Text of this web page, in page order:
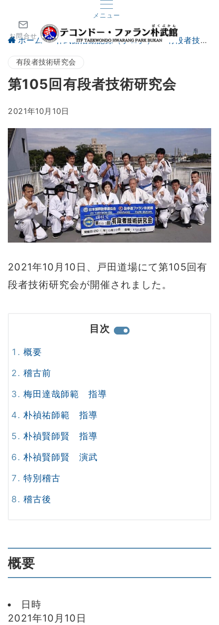
メニュー
お問合せ
ホーム 朴武館活動記録（ブログ） 有段者技術研究会
有段者技術研究会
第105回有段者技術研究会
2021年10月10日
2021年10月10日、戸田道場にて第105回有
段者技術研究会が開催されました。
目次
概要
稽古前
梅田達哉師範 指導
朴禎祐師範 指導
朴禎賢師賢 指導
朴禎賢師賢 演武
特別稽古
稽古後
概要
日時
2021年10月10日